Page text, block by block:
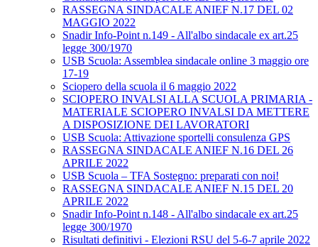
RASSEGNA SINDACALE ANIEF N.17 DEL 02
MAGGIO 2022
Snadir Info-Point n.149 - All'albo sindacale ex art.25
legge 300/1970
USB Scuola: Assemblea sindacale online 3 maggio ore
17-19
Sciopero della scuola il 6 maggio 2022
SCIOPERO INVALSI ALLA SCUOLA PRIMARIA -
MATERIALE SCIOPERO INVALSI DA METTERE
A DISPOSIZIONE DEI LAVORATORI
USB Scuola: Attivazione sportelli consulenza GPS
RASSEGNA SINDACALE ANIEF N.16 DEL 26
APRILE 2022
USB Scuola – TFA Sostegno: preparati con noi!
RASSEGNA SINDACALE ANIEF N.15 DEL 20
APRILE 2022
Snadir Info-Point n.148 - All'albo sindacale ex art.25
legge 300/1970
Risultati definitivi - Elezioni RSU del 5-6-7 aprile 2022